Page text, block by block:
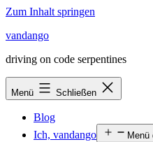
Zum Inhalt springen
vandango
driving on code serpentines
Menü Schließen
Blog
Ich, vandango
Menü